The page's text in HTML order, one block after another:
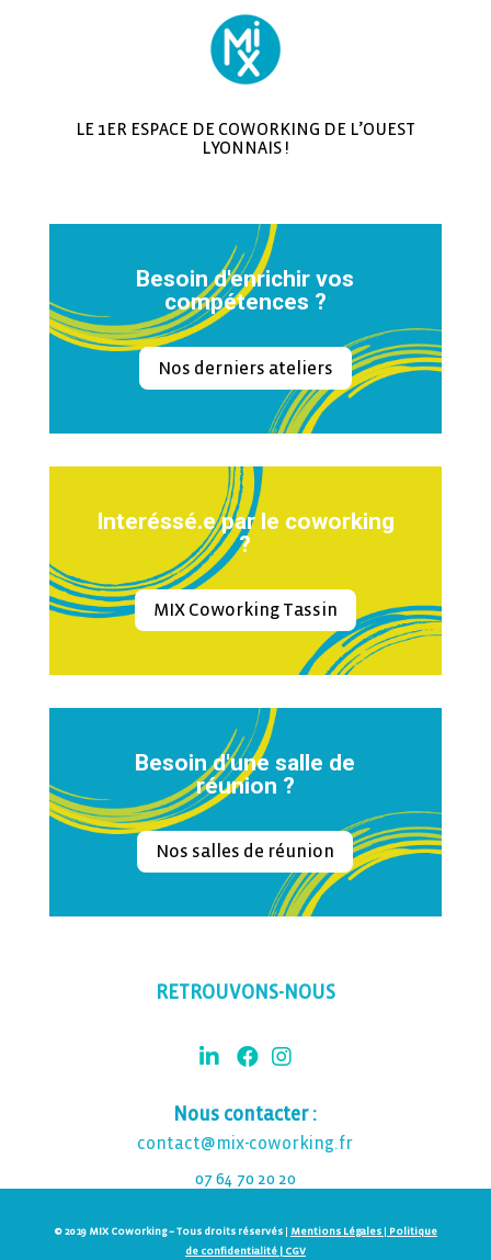
LE 1ER ESPACE DE COWORKING DE L’OUEST
LYONNAIS !
Besoin d'enrichir vos
compétences ?
Nos derniers ateliers
Interéssé.e par le coworking
?
MIX Coworking Tassin
Besoin d'une salle de
réunion ?
Nos salles de réunion
RETROUVONS-NOUS
Nous contacter :
contact@mix-coworking.fr
07 64 70 20 20
© 2019 MIX Coworking – Tous droits réservés| Mentions Légales | Politique
de confidentialité | CGV